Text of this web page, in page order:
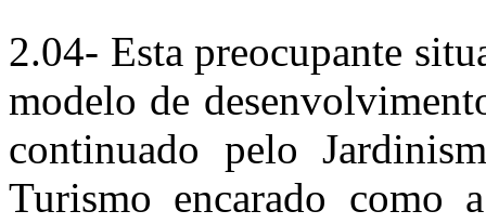
2.04- Esta preocupante
modelo de
continuado pelo
Turismo encarado como